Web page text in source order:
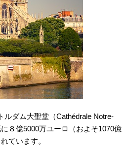
ダム大聖堂（Cathédrale Notre-
８億5000万ユーロ（およそ1070億
ています。